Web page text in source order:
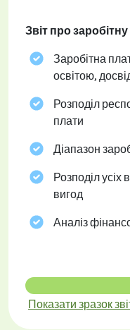
Звіт про
Заробітна
освітою,
Розподіл
плати
Діапазон
Розподіл
вигод
Аналіз
Показати зразок